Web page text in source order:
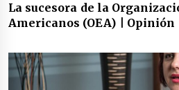
La sucesora de la
Americanos (OEA) | Opinión